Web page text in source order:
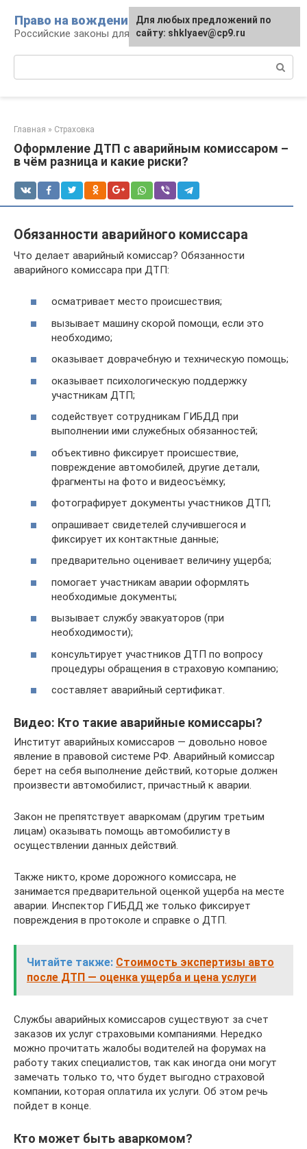
контенту
Право на вождение
Российские законы для автомобилистов
Главная » Страховка
Оформление ДТП с аварийным комиссаром –
в чём разница и какие риски?
Обязанности аварийного комиссара
Что делает аварийный комиссар? Обязанности
аварийного комиссара при ДТП:
осматривает место происшествия;
вызывает машину скорой помощи, если это
необходимо;
оказывает доврачебную и техническую помощь;
оказывает психологическую поддержку
участникам ДТП;
содействует сотрудникам ГИБДД при
выполнении ими служебных обязанностей;
объективно фиксирует происшествие,
повреждение автомобилей, другие детали,
фрагменты на фото и видеосъёмку;
фотографирует документы участников ДТП;
опрашивает свидетелей случившегося и
фиксирует их контактные данные;
предварительно оценивает величину ущерба;
помогает участникам аварии оформлять
необходимые документы;
вызывает службу эвакуаторов (при
необходимости);
консультирует участников ДТП по вопросу
процедуры обращения в страховую компанию;
составляет аварийный сертификат.
Видео: Кто такие аварийные комиссары?
Институт аварийных комиссаров — довольно новое
явление в правовой системе РФ. Аварийный комиссар
берет на себя выполнение действий, которые должен
произвести автомобилист, причастный к аварии.
Закон не препятствует аваркомам (другим третьим
лицам) оказывать помощь автомобилисту в
осуществлении данных действий.
Также никто, кроме дорожного комиссара, не
занимается предварительной оценкой ущерба на месте
аварии. Инспектор ГИБДД же только фиксирует
повреждения в протоколе и справке о ДТП.
Читайте также: Стоимость экспертизы авто
после ДТП — оценка ущерба и цена услуги
Службы аварийных комиссаров существуют за счет
заказов их услуг страховыми компаниями. Нередко
можно прочитать жалобы водителей на форумах на
работу таких специалистов, так как иногда они могут
замечать только то, что будет выгодно страховой
компании, которая оплатила их услуги. Об этом речь
пойдет в конце.
Кто может быть аваркомом?
Для любых предложений по
сайту: shklyaev@cp9.ru